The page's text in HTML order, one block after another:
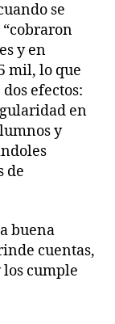
se
y en
mil, lo que
efectos:
en
y
de
buena
cuentas,
cumple